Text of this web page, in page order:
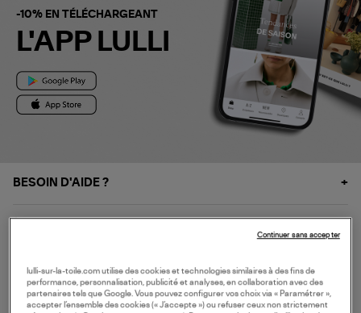
-10% EN TÉLÉCHARGEANT
L'APP LULLI
BESOIN D'AIDE ?
NOS SERVICES
SERVICE CLIENT
lulli-sur-la-toile.com utilise des cookies et technologies similaires à des fins de
performance, personnalisation, publicité et analyses, en collaboration avec des
partenaires tels que Google. Vous pouvez configurer vos choix via « Paramétrer »,
accepter l’ensemble des cookies (« J’accepte ») ou refuser ceux non strictement
Continuer sans accepter